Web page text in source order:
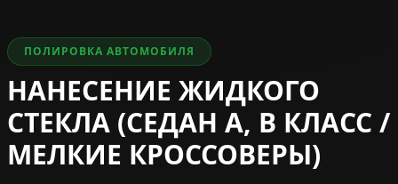
ПОЛИРОВКА АВТОМОБИЛЯ
НАНЕСЕНИЕ ЖИДКОГО
СТЕКЛА (СЕДАН A, B КЛАСС /
МЕЛКИЕ КРОССОВЕРЫ)